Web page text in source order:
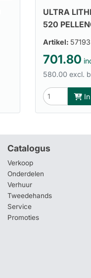
ULTRA
520
Artikel: 57193
701.80
580.00 excl.
Catalogus
Verkoop
Onderdelen
Verhuur
Tweedehands
Service
Promoties